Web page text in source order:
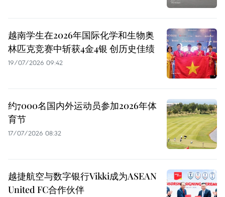
越南学生在2026年国际化学和生物奥
林匹克竞赛中斩获4金4银 创历史佳绩
19/07/2026 09:42
约7000名国内外运动员参加2026年体
育节
17/07/2026 08:32
越捷航空与数字银行Vikki成为ASEAN
United FC合作伙伴